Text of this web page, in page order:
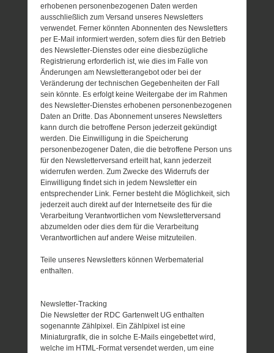
erhobenen personenbezogenen Daten werden
ausschließlich zum Versand unseres Newsletters
verwendet. Ferner könnten Abonnenten des Newsletters
per E-Mail informiert werden, sofern dies für den Betrieb
des Newsletter-Dienstes oder eine diesbezügliche
Registrierung erforderlich ist, wie dies im Falle von
Änderungen am Newsletterangebot oder bei der
Veränderung der technischen Gegebenheiten der Fall
sein könnte. Es erfolgt keine Weitergabe der im Rahmen
des Newsletter-Dienstes erhobenen personenbezogenen
Daten an Dritte. Das Abonnement unseres Newsletters
kann durch die betroffene Person jederzeit gekündigt
werden. Die Einwilligung in die Speicherung
personenbezogener Daten, die die betroffene Person uns
für den Newsletterversand erteilt hat, kann jederzeit
widerrufen werden. Zum Zwecke des Widerrufs der
Einwilligung findet sich in jedem Newsletter ein
entsprechender Link. Ferner besteht die Möglichkeit, sich
jederzeit auch direkt auf der Internetseite des für die
Verarbeitung Verantwortlichen vom Newsletterversand
abzumelden oder dies dem für die Verarbeitung
Verantwortlichen auf andere Weise mitzuteilen.
Teile unseres Newsletters können Werbematerial
enthalten.
Newsletter-Tracking
Die Newsletter der RDC Gartenwelt UG enthalten
sogenannte Zählpixel. Ein Zählpixel ist eine
Miniaturgrafik, die in solche E-Mails eingebettet wird,
welche im HTML-Format versendet werden, um eine